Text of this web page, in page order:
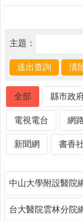
布
關
於
我
們
查
詢
系
統
便
服
務
資
訊
主題：
全部 縣市政
電視電台 網
新聞網 書香
中山大學附設醫院
台大醫院雲林分院